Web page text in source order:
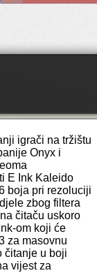
igrači na tržištu
Onyx i
E Ink Kaleido
boja pri rezoluciji
zbog filtera
čitaču uskoro
om koji će
za masovnu
čitanje u boji
vijest za